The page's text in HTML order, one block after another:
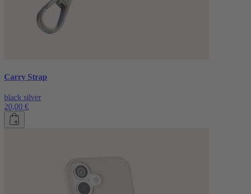
Carry Strap
black silver
20,00 €